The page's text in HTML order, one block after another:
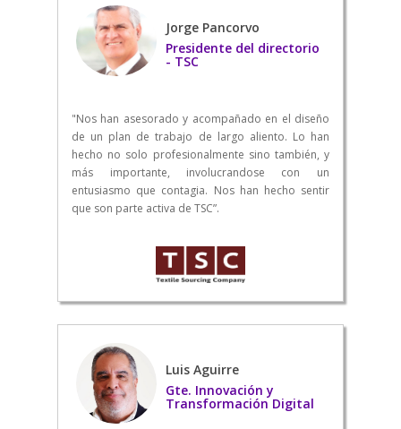
Jorge Pancorvo
Presidente del directorio
- TSC
"Nos han asesorado y acompañado en el diseño
de un plan de trabajo de largo aliento. Lo han
hecho no solo profesionalmente sino también, y
más importante, involucrandose con un
entusiasmo que contagia. Nos han hecho sentir
que son parte activa de TSC”.
Luis Aguirre
Gte. Innovación y
Transformación Digital